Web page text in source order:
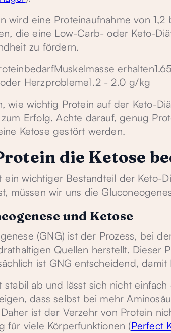
wird eine Proteinaufnahme von
die eine Low-Carb- oder Keto-
zu fördern.
Herzprobleme1.2 - 2.0 g/kg
wie wichtig Protein auf der Keto-
zum Erfolg. Achte darauf, genug
Ketose gestört werden.
die Ketose
ein wichtiger Bestandteil der Keto-
müssen wir uns die
und Ketose
(GNG) ist der Prozess, bei
Quellen herstellt. Dieser
ist GNG entscheidend,
stabil ab und lässt sich nicht
dass selbst bei mehr
ist der Verzehr von Protein
für viele Körperfunktionen (Perfect